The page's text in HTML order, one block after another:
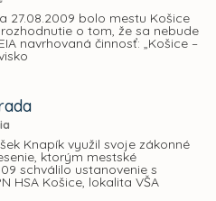
27.08.2009 bolo mestu Košice
o tom, že sa nebude
navrhovaná činnosť: „Košice –
Knapík využil svoje zákonné
ktorým mestské
schválilo ustanovenie s
HSA Košice, lokalita VŠA